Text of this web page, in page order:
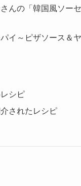
んの「韓国風ソー
イ～ピザソース＆
シピ
介されたレシピ